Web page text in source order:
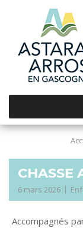
CHASSE
6 mars 2026
Accompagnés